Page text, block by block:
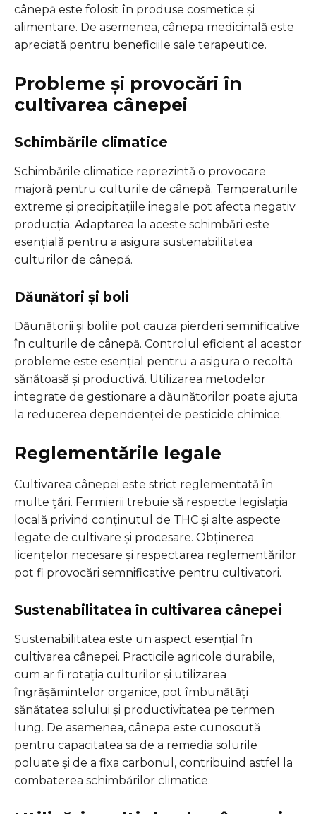
cânepă este folosit în produse cosmetice și
alimentare. De asemenea, cânepa medicinală este
apreciată pentru beneficiile sale terapeutice.
Probleme și provocări în
cultivarea cânepei
Schimbările climatice
Schimbările climatice reprezintă o provocare
majoră pentru culturile de cânepă. Temperaturile
extreme și precipitațiile inegale pot afecta negativ
producția. Adaptarea la aceste schimbări este
esențială pentru a asigura sustenabilitatea
culturilor de cânepă.
Dăunători și boli
Dăunătorii și bolile pot cauza pierderi semnificative
în culturile de cânepă. Controlul eficient al acestor
probleme este esențial pentru a asigura o recoltă
sănătoasă și productivă. Utilizarea metodelor
integrate de gestionare a dăunătorilor poate ajuta
la reducerea dependenței de pesticide chimice.
Reglementările legale
Cultivarea cânepei este strict reglementată în
multe țări. Fermierii trebuie să respecte legislația
locală privind conținutul de THC și alte aspecte
legate de cultivare și procesare. Obținerea
licențelor necesare și respectarea reglementărilor
pot fi provocări semnificative pentru cultivatori.
Sustenabilitatea în cultivarea cânepei
Sustenabilitatea este un aspect esențial în
cultivarea cânepei. Practicile agricole durabile,
cum ar fi rotația culturilor și utilizarea
îngrășămintelor organice, pot îmbunătăți
sănătatea solului și productivitatea pe termen
lung. De asemenea, cânepa este cunoscută
pentru capacitatea sa de a remedia solurile
poluate și de a fixa carbonul, contribuind astfel la
combaterea schimbărilor climatice.